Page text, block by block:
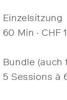
Einzelsitzung
60 Min · CHF
Bundle (auch
5 Sessions à